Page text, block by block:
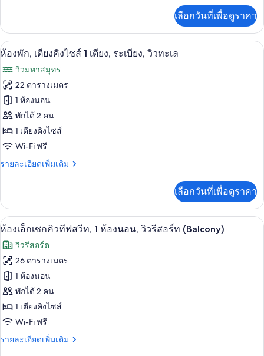
1
เตียง,
ระเบียง
(View)
เกี่ยว
กับ
ห้อง
เตียง
คิง
ไซส์
เตียง,
ระเบียง
(View)
เลือกวันที่เพื่อดูราคา
เปิด
ภาพถ่าย
ทั้งหมด
ของ
ห้อง
พัก,
เตียง
คิง
1
เตียง,
ระเบียง,
วิว
ทะเล
ห้องพัก, เตียงคิงไซส์ 1 เตียง, ระเบียง,
7
ห้องพัก, เตียงคิงไซส์ 1 เตียง, ระเบียง, วิวทะเล
วิวมหาสมุทร
22 ตารางเมตร
1 ห้องนอน
พักได้ 2 คน
1 เตียงคิงไซส์
Wi-Fi ฟรี
รายละเอียดเพิ่มเติม
ราย
เกี่ยว
กับ
ห้อง
เตียง
คิง
ไซส์
เตียง,
ระเบียง,
วิว
ทะเล
เลือกวันที่เพื่อดูราคา
เปิด
ภาพถ่าย
ทั้งหมด
ของ
ห้อง
เอ็ก
เซก
คิว
ห้องเอ็กเซกคิวทีฟสวีท, 1 ห้องนอน, วิ
9
ห้องเอ็กเซกคิวทีฟสวีท, 1 ห้องนอน, วิวรีสอร์ท (Balcony)
วิวรีสอร์ต
26 ตารางเมตร
1 ห้องนอน
พักได้ 2 คน
1 เตียงคิงไซส์
Wi-Fi ฟรี
รายละเอียดเพิ่มเติม
ราย